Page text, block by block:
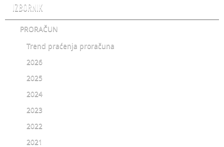
IZBORNIK
PRORAČUN
Trend praćenja proračuna
2026
2025
2024
2023
2022
2021